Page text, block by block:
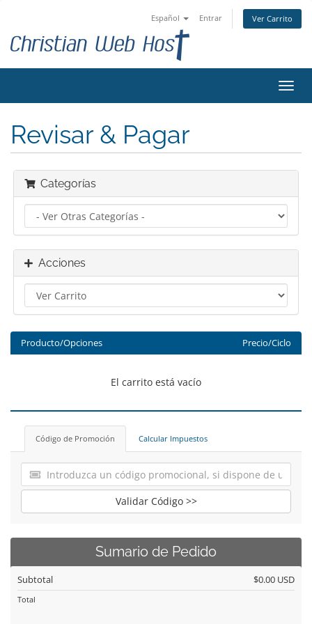
Español Entrar Ver Carrito
Revisar & Pagar
Categorías
Acciones
Producto/Opciones Precio/Ciclo
El carrito está vacío
Código de Promoción Calcular Impuestos
Validar Código >>
Sumario de Pedido
Subtotal $0.00 USD
Total